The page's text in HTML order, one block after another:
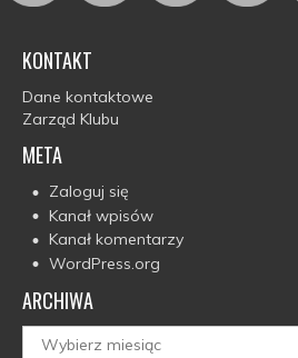
KONTAKT
Dane kontaktowe
Zarząd Klubu
META
Zaloguj się
Kanał wpisów
Kanał komentarzy
WordPress.org
ARCHIWA
Archiwa